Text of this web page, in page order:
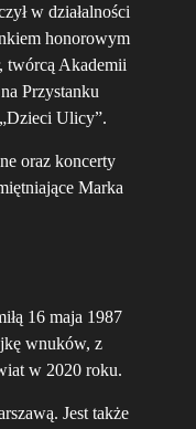
w działalności
honorowym
twórcą Akademii
Przystanku
Ulicy”.
oraz koncerty
Marka
16 maja 1987
wnuków, z
w 2020 roku.
Jest także